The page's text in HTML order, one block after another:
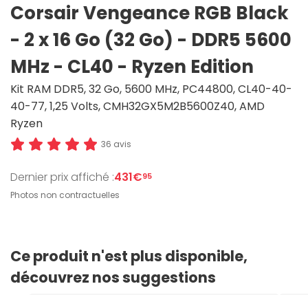
Corsair Vengeance RGB Black
- 2 x 16 Go (32 Go) - DDR5 5600
MHz - CL40 - Ryzen Edition
Kit RAM DDR5, 32 Go, 5600 MHz, PC44800, CL40-40-
40-77, 1,25 Volts, CMH32GX5M2B5600Z40, AMD
Ryzen
36 avis
Dernier prix affiché :431€95
Photos non contractuelles
Ce produit n'est plus disponible,
découvrez nos suggestions